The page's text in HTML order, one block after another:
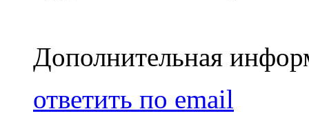
Дополнительная
ответить по email